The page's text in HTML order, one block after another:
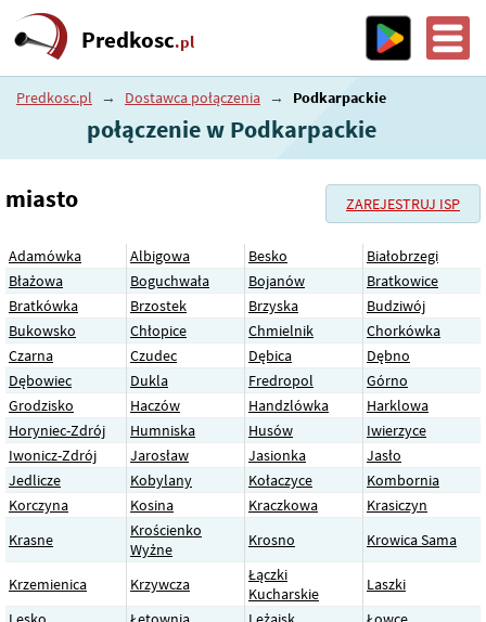
Predkosc.pl
Predkosc.pl → Dostawca połączenia → Podkarpackie
połączenie w Podkarpackie
ZAREJESTRUJ ISP
miasto
Adamówka Albigowa Besko
Białobrzegi
Błażowa
Boguchwała Bojanów
Bratkowice
Bratkówka
Brzostek Brzyska
Budziwój
Bukowsko
Chłopice Chmielnik
Chorkówka
Czarna
Czudec Dębica
Dębno
Dębowiec
Dukla Fredropol
Górno
Grodzisko
Haczów Handzlówka
Harklowa
Horyniec-Zdrój
Humniska Husów
Iwierzyce
Iwonicz-Zdrój
Jarosław Jasionka
Jasło
Jedlicze
Kobylany Kołaczyce
Kombornia
Korczyna
Kosina Kraczkowa
Krasiczyn
Krasne
Krościenko
Wyżne
Krosno Krowica Sama
Krzemienica Krzywcza
Łączki
Kucharskie
Laszki